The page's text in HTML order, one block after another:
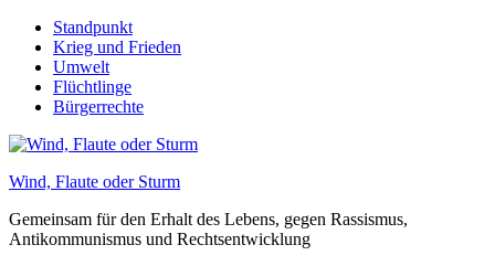
Skip
content
Standpunkt
Krieg und Frieden
Umwelt
Flüchtlinge
Bürgerrechte
Wind, Flaute oder Sturm
Gemeinsam für den Erhalt des Lebens, gegen Rassismus,
Antikommunismus und Rechtsentwicklung